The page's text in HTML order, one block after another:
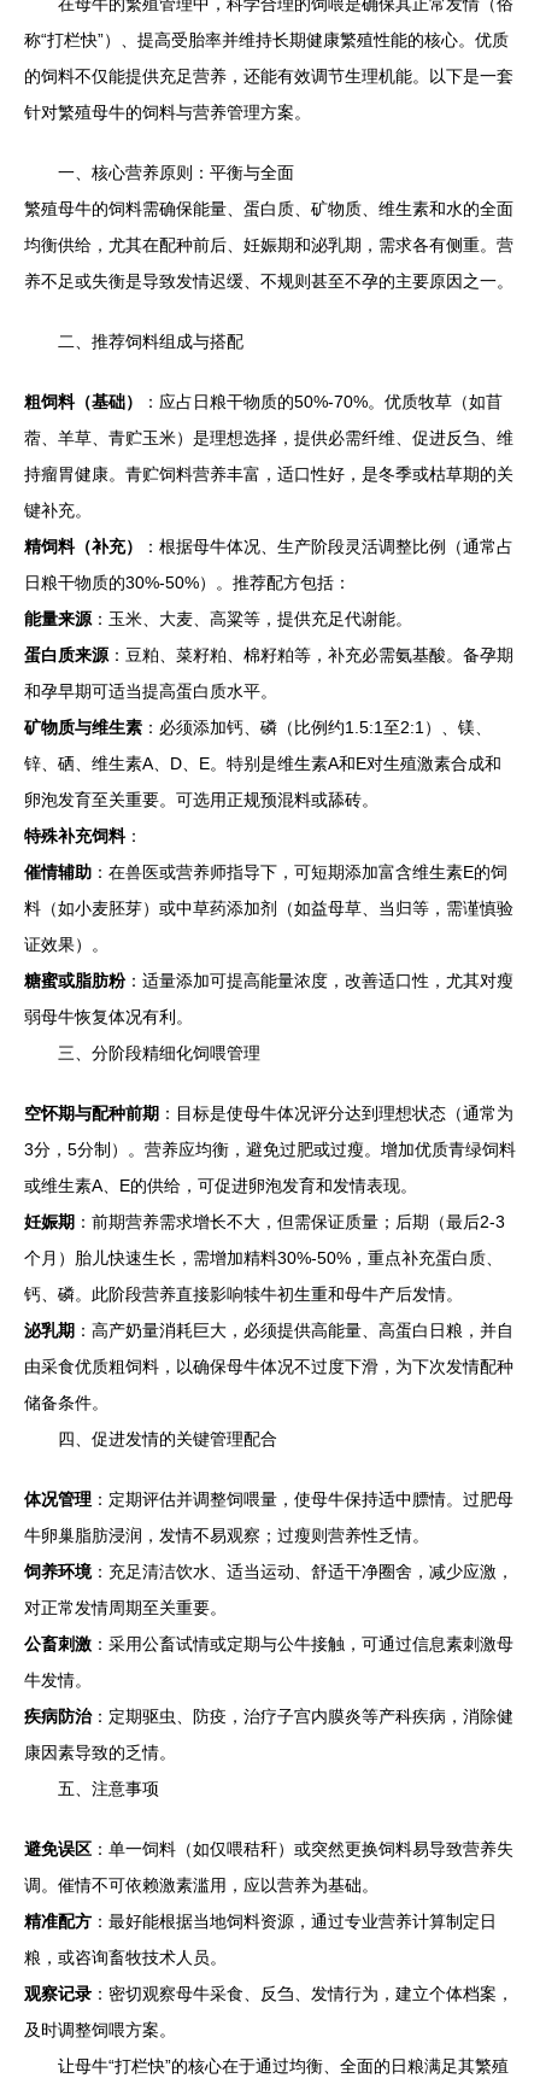
称“打栏快”）、提高受胎率并维持长期健康繁殖性能的核心。优质
的饲料不仅能提供充足营养，还能有效调节生理机能。以下是一套
针对繁殖母牛的饲料与营养管理方案。
一、核心营养原则：平衡与全面
繁殖母牛的饲料需确保能量、蛋白质、矿物质、维生素和水的全面
均衡供给，尤其在配种前后、妊娠期和泌乳期，需求各有侧重。营
养不足或失衡是导致发情迟缓、不规则甚至不孕的主要原因之一。
二、推荐饲料组成与搭配
粗饲料（基础）
：应占日粮干物质的50%-70%。优质牧草（如苜
蓿、羊草、青贮玉米）是理想选择，提供必需纤维、促进反刍、维
持瘤胃健康。青贮饲料营养丰富，适口性好，是冬季或枯草期的关
键补充。
精饲料（补充）
：根据母牛体况、生产阶段灵活调整比例（通常占
日粮干物质的30%-50%）。推荐配方包括：
能量来源 ：玉米、大麦、高粱等，提供充足代谢能。
蛋白质来源 ：豆粕、菜籽粕、棉籽粕等，补充必需氨基酸。备孕期
和孕早期可适当提高蛋白质水平。
矿物质与维生素 ：必须添加钙、磷（比例约1.5:1至2:1）、镁、
锌、硒、维生素A、D、E。特别是维生素A和E对生殖激素合成和
卵泡发育至关重要。可选用正规预混料或舔砖。
特殊补充饲料：
催情辅助 ：在兽医或营养师指导下，可短期添加富含维生素E的饲
料（如小麦胚芽）或中草药添加剂（如益母草、当归等，需谨慎验
证效果）。
糖蜜或脂肪粉：适量添加可提高能量浓度，改善适口性，尤其对瘦
弱母牛恢复体况有利。
三、分阶段精细化饲喂管理
空怀期与配种前期 ：目标是使母牛体况评分达到理想状态（通常为
3分，5分制）。营养应均衡，避免过肥或过瘦。增加优质青绿饲料
或维生素A、E的供给，可促进卵泡发育和发情表现。
妊娠期 ：前期营养需求增长不大，但需保证质量；后期（最后2-3
个月）胎儿快速生长，需增加精料30%-50%，重点补充蛋白质、
钙、磷。此阶段营养直接影响犊牛初生重和母牛产后发情。
泌乳期 ：高产奶量消耗巨大，必须提供高能量、高蛋白日粮，并自
由采食优质粗饲料，以确保母牛体况不过度下滑，为下次发情配种
储备条件。
四、促进发情的关键管理配合
体况管理 ：定期评估并调整饲喂量，使母牛保持适中膘情。过肥母
牛卵巢脂肪浸润，发情不易观察；过瘦则营养性乏情。
饲养环境：充足清洁饮水、适当运动、舒适干净圈舍，减少应激，
对正常发情周期至关重要。
公畜刺激 ：采用公畜试情或定期与公牛接触，可通过信息素刺激母
牛发情。
疾病防治：定期驱虫、防疫，治疗子宫内膜炎等产科疾病，消除健
康因素导致的乏情。
五、注意事项
避免误区 ：单一饲料（如仅喂秸秆）或突然更换饲料易导致营养失
调。催情不可依赖激素滥用，应以营养为基础。
精准配方 ：最好能根据当地饲料资源，通过专业营养计算制定日
粮，或咨询畜牧技术人员。
观察记录 ：密切观察母牛采食、反刍、发情行为，建立个体档案，
及时调整饲喂方案。
让母牛“打栏快”的核心在于通过均衡、全面的日粮满足其繁殖